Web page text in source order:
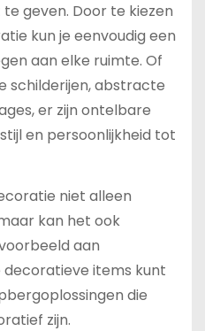
geven. Door te kiezen
kun je eenvoudig een
aan elke ruimte. Of
schilderijen, abstracte
er zijn ontelbare
en persoonlijkheid tot
niet alleen
kan het ook
aan
items kunt
die
zijn.